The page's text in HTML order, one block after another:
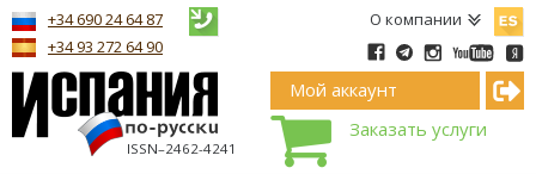
О компании
ISSN–2462-4241
+34 690 24 64 87
+34 93 272 64 90
Мой аккаунт
Заказать услуги